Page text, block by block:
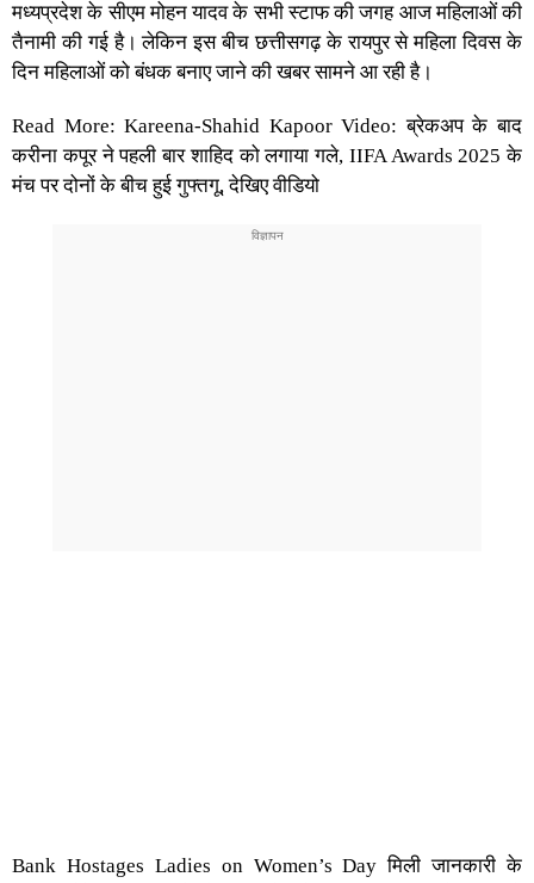
मध्यप्रदेश के सीएम मोहन यादव के सभी स्टाफ की जगह आज महिलाओं की
तैनामी की गई है। लेकिन इस बीच छत्तीसगढ़ के रायपुर से महिला दिवस के
दिन महिलाओं को बंधक बनाए जाने की खबर सामने आ रही है।
Read More: Kareena-Shahid Kapoor Video: ब्रेकअप के बाद
करीना कपूर ने पहली बार शाहिद को लगाया गले, IIFA Awards 2025 के
मंच पर दोनों के बीच हुई गुफ्तगू, देखिए वीडियो
Bank Hostages Ladies on Women’s Day मिली जानकारी के